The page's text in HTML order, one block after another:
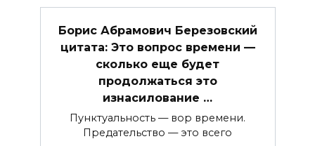
Борис Абрамович Березовский
цитата: Это вопрос времени —
сколько еще будет
продолжаться это
изнасилование …
Пунктуальность — вор времени.
Предательство — это всего